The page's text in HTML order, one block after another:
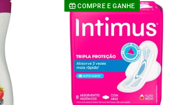
COMPRE E GANHE